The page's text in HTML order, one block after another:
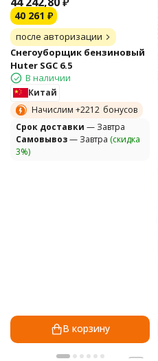
40 261 ₽
после авторизации
Снегоуборщик бензиновый
Huter SGC 6.5
В наличии
Китай
Начислим +2212 бонусов
Cрок доставки — Завтра
Самовывоз— Завтра (скидка
3%)
В корзину